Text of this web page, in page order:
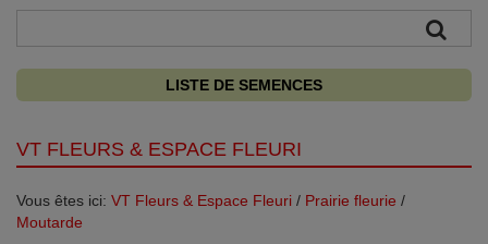
LISTE DE SEMENCES
VT FLEURS & ESPACE FLEURI
Vous êtes ici: VT Fleurs & Espace Fleuri / Prairie fleurie /
Moutarde